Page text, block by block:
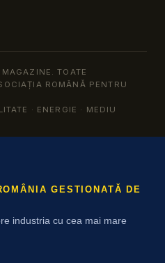
TOATE
ROMÂNĂ PENTRU
· ENERGIE · MEDIU
GESTIONATĂ DE
industria cu cea mai mare